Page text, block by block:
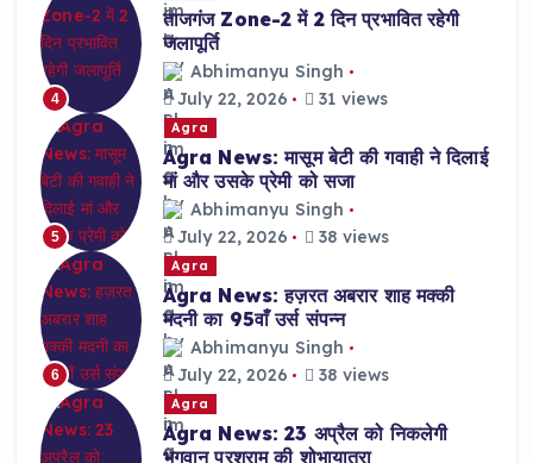
4
ताजगंज Zone-2 में 2 दिन प्रभावित रहेगी
जलापूर्ति
Abhimanyu Singh
July 22, 2026
31 views
5
Agra
Agra News: मासूम बेटी की गवाही ने दिलाई
मां और उसके प्रेमी को सजा
Abhimanyu Singh
July 22, 2026
38 views
6
Agra
Agra News: हज़रत अबरार शाह मक्की
मदनी का 95वाँ उर्स संपन्न
Abhimanyu Singh
July 22, 2026
38 views
Agra
Agra News: 23 अप्रैल को निकलेगी
भगवान परशुराम की शोभायात्रा